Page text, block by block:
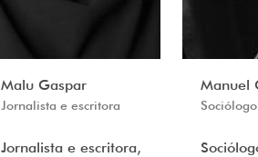
Malu Gaspar
Jornalista e escritora
Jornalista e escritora,
Manuel
Sociólogo